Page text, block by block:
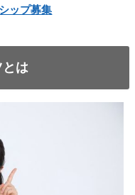
ップ募集
は